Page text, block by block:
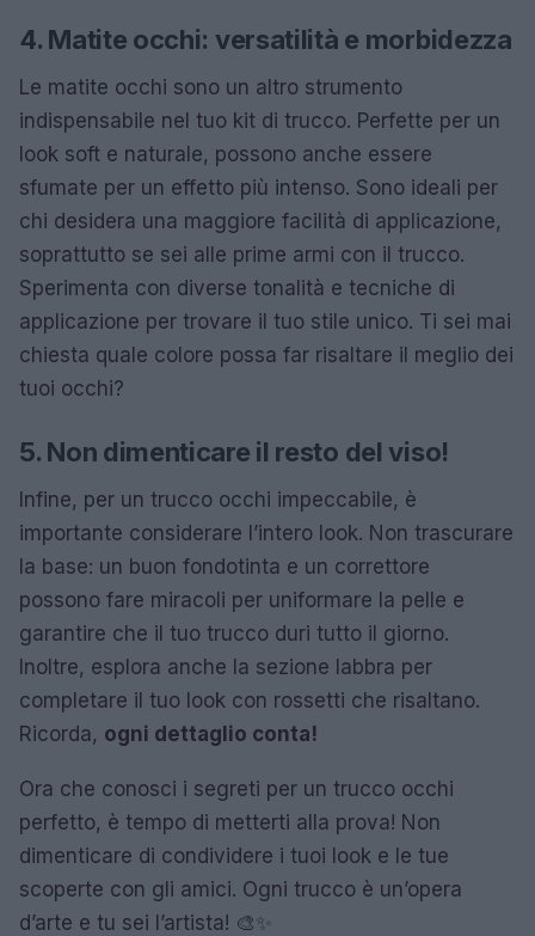
4. Matite occhi: versatilità e morbidezza
Le matite occhi sono un altro strumento
indispensabile nel tuo kit di trucco. Perfette per un
look soft e naturale, possono anche essere
sfumate per un effetto più intenso. Sono ideali per
chi desidera una maggiore facilità di applicazione,
soprattutto se sei alle prime armi con il trucco.
Sperimenta con diverse tonalità e tecniche di
applicazione per trovare il tuo stile unico. Ti sei mai
chiesta quale colore possa far risaltare il meglio dei
tuoi occhi?
5. Non dimenticare il resto del viso!
Infine, per un trucco occhi impeccabile, è
importante considerare l’intero look. Non trascurare
la base: un buon fondotinta e un correttore
possono fare miracoli per uniformare la pelle e
garantire che il tuo trucco duri tutto il giorno.
Inoltre, esplora anche la sezione labbra per
completare il tuo look con rossetti che risaltano.
Ricorda, ogni dettaglio conta!
Ora che conosci i segreti per un trucco occhi
perfetto, è tempo di metterti alla prova! Non
dimenticare di condividere i tuoi look e le tue
scoperte con gli amici. Ogni trucco è un’opera
d’arte e tu sei l’artista! 🎨✨